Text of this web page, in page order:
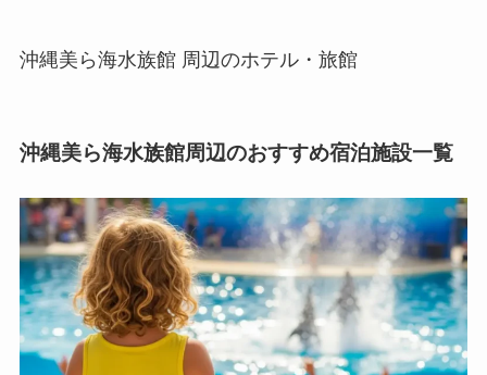
沖縄美ら海水族館 周辺のホテル・旅館
沖縄美ら海水族館周辺のおすすめ宿泊施設一覧